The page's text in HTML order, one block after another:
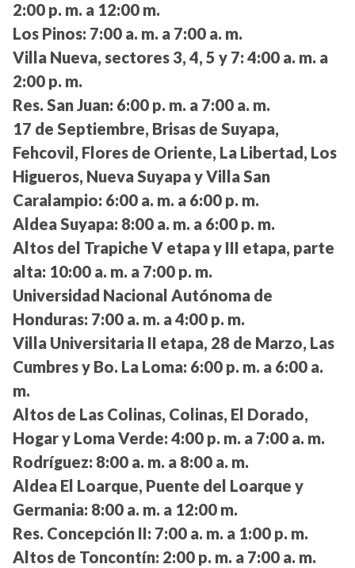
2:00 p. m. a 12:00 m.
Los Pinos: 7:00 a. m. a 7:00 a. m.
Villa Nueva, sectores 3, 4, 5 y 7: 4:00 a. m. a
2:00 p. m.
Res. San Juan: 6:00 p. m. a 7:00 a. m.
17 de Septiembre, Brisas de Suyapa,
Fehcovil, Flores de Oriente, La Libertad, Los
Higueros, Nueva Suyapa y Villa San
Caralampio: 6:00 a. m. a 6:00 p. m.
Aldea Suyapa: 8:00 a. m. a 6:00 p. m.
Altos del Trapiche V etapa y III etapa, parte
alta: 10:00 a. m. a 7:00 p. m.
Universidad Nacional Autónoma de
Honduras: 7:00 a. m. a 4:00 p. m.
Villa Universitaria II etapa, 28 de Marzo, Las
Cumbres y Bo. La Loma: 6:00 p. m. a 6:00 a.
m.
Altos de Las Colinas, Colinas, El Dorado,
Hogar y Loma Verde: 4:00 p. m. a 7:00 a. m.
Rodríguez: 8:00 a. m. a 8:00 a. m.
Aldea El Loarque, Puente del Loarque y
Germania: 8:00 a. m. a 12:00 m.
Res. Concepción II: 7:00 a. m. a 1:00 p. m.
Altos de Toncontín: 2:00 p. m. a 7:00 a. m.